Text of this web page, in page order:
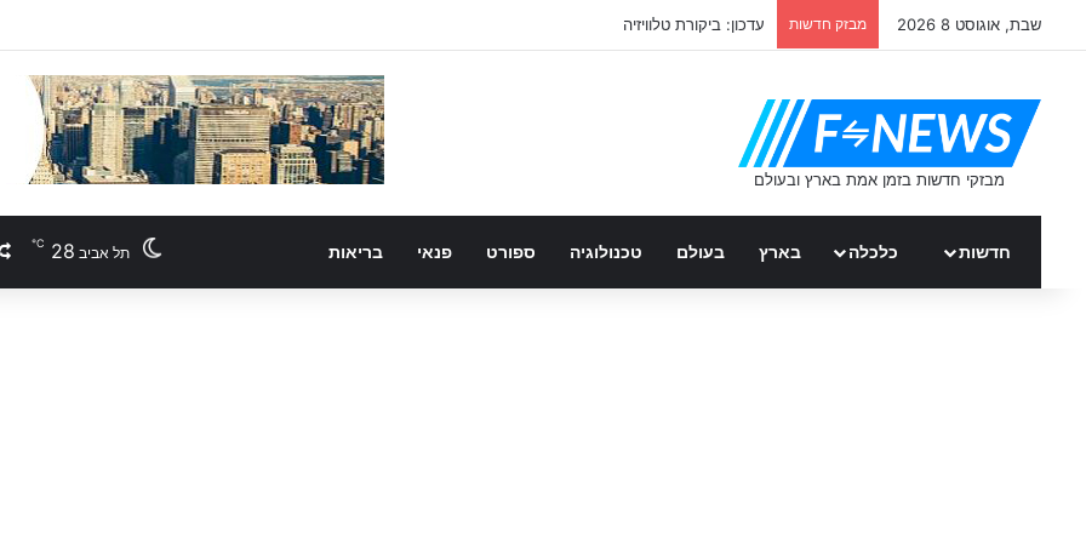
שבת, אוגוסט 8 2026 מבזק חדשות דניאל גרינברג – רץ ברשת
חדשות כלכלה בארץ בעולם טכנולוגיה ספורט פנאי בריאות תל אביב 28
℃